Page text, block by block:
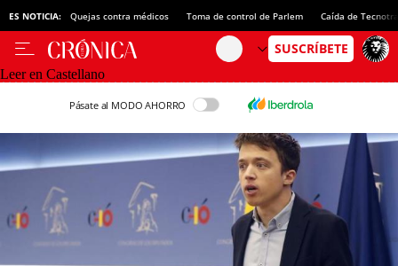
ES NOTICIA: Quejas contra médicos Toma de control de Parlem Caída de
Leer en Castellano
Pásate al MODO AHORRO